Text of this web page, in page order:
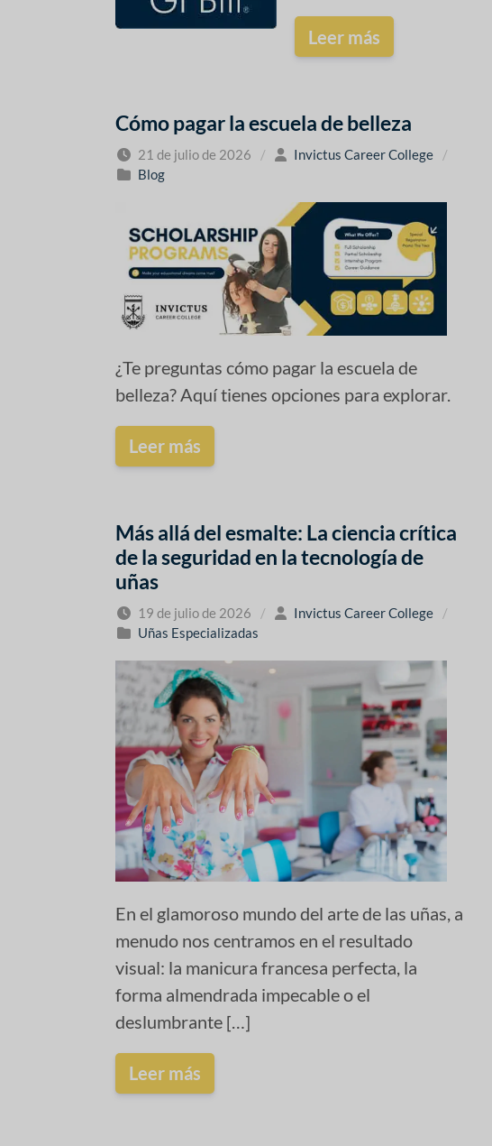
Leer más
Cómo pagar la escuela de belleza
21 de julio de 2026 / Invictus Career College
/
Blog
¿Te preguntas cómo pagar la escuela de
belleza? Aquí tienes opciones para explorar.
Leer más
Más allá del esmalte: La ciencia crítica
de la seguridad en la tecnología de
uñas
19 de julio de 2026 / Invictus Career College
/
Uñas Especializadas
En el glamoroso mundo del arte de las uñas, a
menudo nos centramos en el resultado
visual: la manicura francesa perfecta, la
forma almendrada impecable o el
deslumbrante […]
Leer más